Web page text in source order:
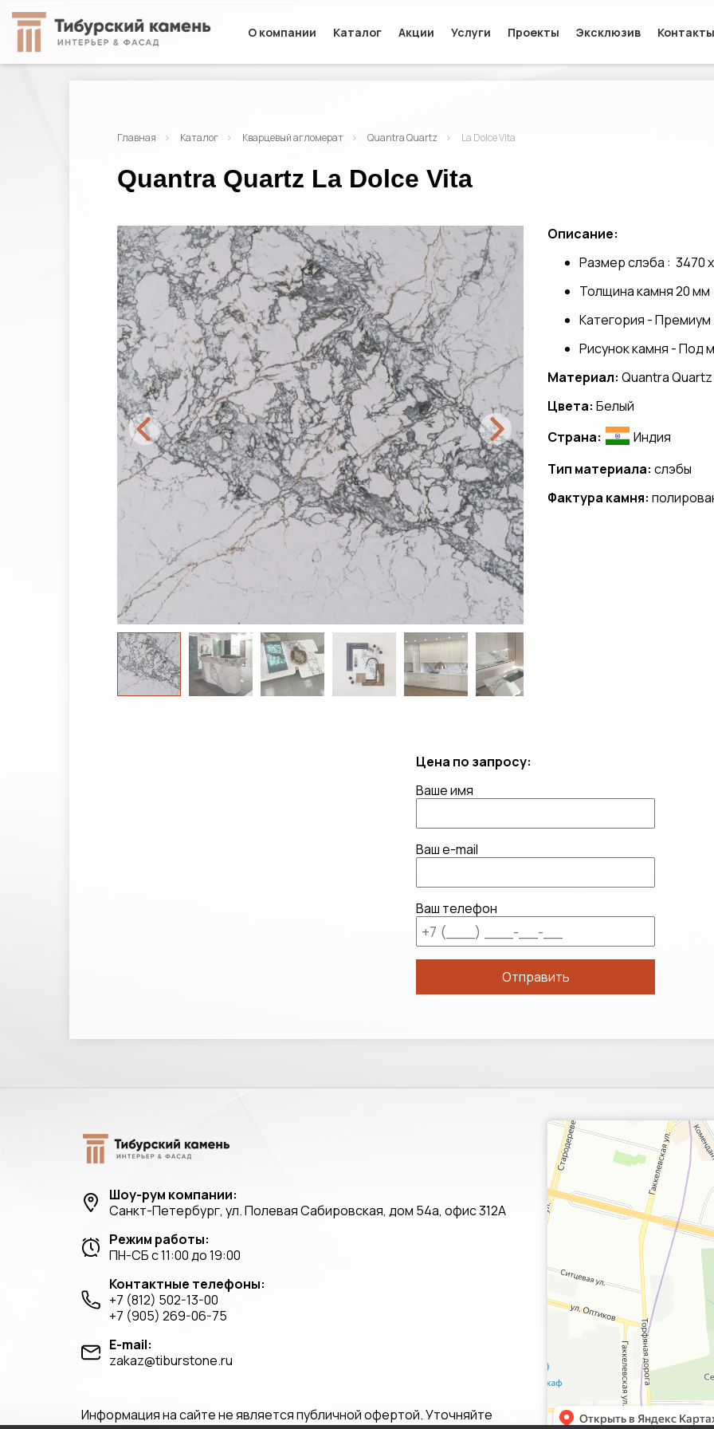
О компании Каталог Акции Услуги Проекты Эксклюзив Контакты
Главная Каталог Кварцевый агломерат Quantra Quartz La Dolce Vita
Quantra Quartz La Dolce Vita
Описание:
Размер слэба : 3470
Толщина камня 20 мм
Категория - Премиум
Рисунок камня - Под
Материал: Quantra Quartz
Цвета: Белый
Страна:
Индия
Тип материала: слэбы
Фактура камня:
Цена по запросу:
Ваше имя
Ваш e-mail
Ваш телефон
Шоу-рум компании:
Санкт-Петербург, ул. Полевая Сабировская, дом 54а, офис 312А
Режим работы:
ПН-СБ с 11:00 до 19:00
Контактные телефоны:
+7 (812) 502-13-00
+7 (905) 269-06-75
E-mail:
zakaz@tiburstone.ru
Информация на сайте не является публичной офертой. Уточняйте
Санкт‑Петербург
Яндекс.Карты — транспорт,